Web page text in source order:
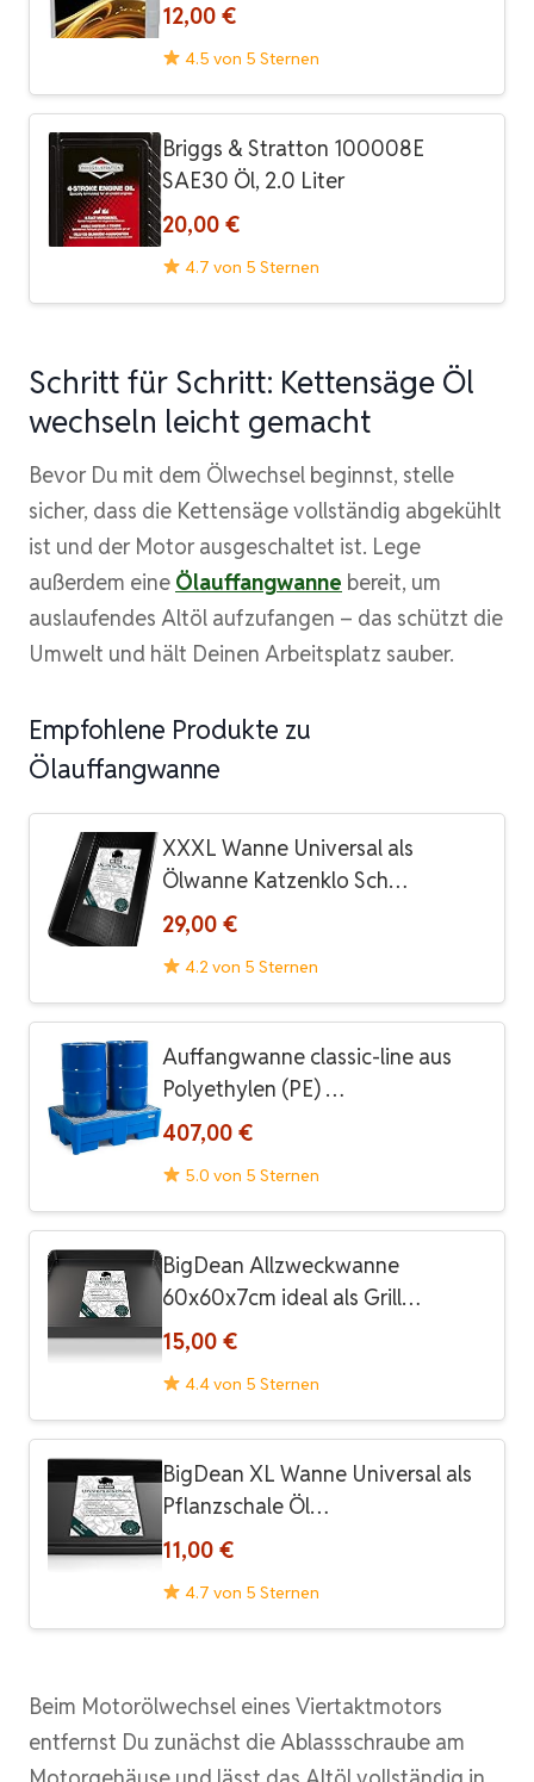
12,00 €
4.5 von 5 Sternen
Briggs & Stratton 100008E
SAE30 Öl, 2.0 Liter
20,00 €
4.7 von 5 Sternen
Schritt für Schritt: Kettensäge Öl
wechseln leicht gemacht
Bevor Du mit dem Ölwechsel beginnst, stelle
sicher, dass die Kettensäge vollständig abgekühlt
ist und der Motor ausgeschaltet ist. Lege
außerdem eine Ölauffangwanne bereit, um
auslaufendes Altöl aufzufangen – das schützt die
Umwelt und hält Deinen Arbeitsplatz sauber.
Empfohlene Produkte zu
Ölauffangwanne
XXXL Wanne Universal als
Ölwanne Katzenklo Sch…
29,00 €
4.2 von 5 Sternen
Auffangwanne classic-line aus
Polyethylen (PE) …
407,00 €
5.0 von 5 Sternen
BigDean Allzweckwanne
60x60x7cm ideal als Grill…
15,00 €
4.4 von 5 Sternen
BigDean XL Wanne Universal als
Pflanzschale Öl…
11,00 €
4.7 von 5 Sternen
Beim Motorölwechsel eines Viertaktmotors
entfernst Du zunächst die Ablassschraube am